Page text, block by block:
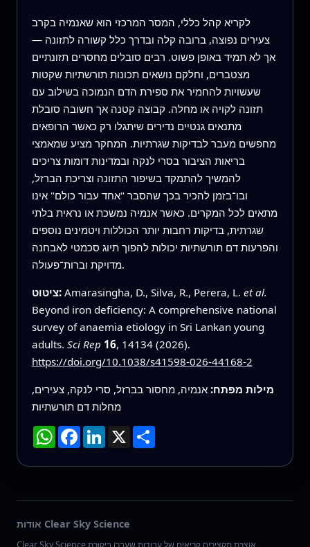
לקריא קהל כללי, המסר המרכזי הוא שאנמיה בקרב
צעירים נפוצה, ברובה קלה ובדרך כלל קשורה לתזונה —
אך לא תמיד באופן פשוט. רבים סובלים מחסרים תזונתיים
מצטברים, וחלקם נושאים תכונות תורשתיות שקטות
שעשויות להחמיר את ספירת הדם הנמוכה בשילוב עם
תזונה לקויה או מחלה. קבוצה קטנה אך חשובה סובלת
מתנאים גנטיים נדירים שיתגלו רק כאשר הרופאים
מחפשים מעבר לבדיקות שגרתיות. המחקר מציע שמאמצי
בריאות הציבור בסרי לנקה ובמדינות דומות צריכים
להמשיך להתמקד בשיפור התזונה וצריכת הברזל,
ובו־בזמן להכיר בכך שהסבר "אחד עבור כולם" אינו
מתאים לכל המקרים. כאשר אנמיה נמשכת או נראית בלתי
שגרתית, בדיקות רחבות יותר הכוללות ויטמינים נוספים
והפרעות דם תורשתיות יכולות להפוך תיוג סכמטי לאבחנה
מדויקת וברות־פעולה.
ציטוט: Amarasingha, D., Silva, R., Perera, L. et al.
Beyond iron deficiency: A comprehensive national
survey of anaemia etiology in Sri Lankan young
adults. Sci Rep 16, 14134 (2026).
https://doi.org/10.1038/s41598-026-44168-2
מילות מפתח:אנמיה, מחסור בברזל, סרי לנקה, צעירים,
מחלות דם תורשתיות
WhatsApp
Facebook
LinkedIn
X שתף
אודות Clear Sky Science